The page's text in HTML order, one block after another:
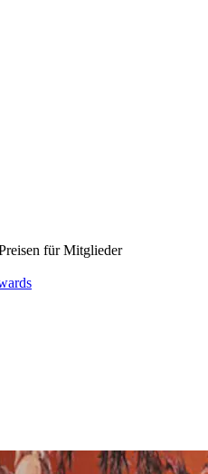
für Mitglieder